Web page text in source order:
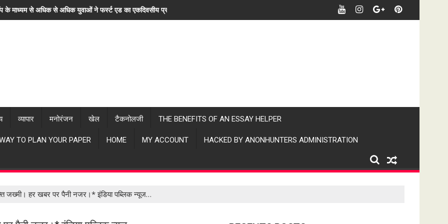
के माध्यम से अधिक से अधिक युवाओं ने फर्स्ट एड का एकदिवसीय प्रशिक्षण लिया। "हर खबर पर पैनी नजर" (IPN)इंडिया पब्लिक न्यूज।
व्यापार मनोरंजन खेल टैकनोलजी THE BENEFITS OF AN ESSAY HELPER
TO PLAN YOUR PAPER HOME MY ACCOUNT HACKED BY ANONHUNTERS ADMINISTRATION
जख्मी। हर खबर पर पैनी नजर।* इंडिया पब्लिक न्यूज…